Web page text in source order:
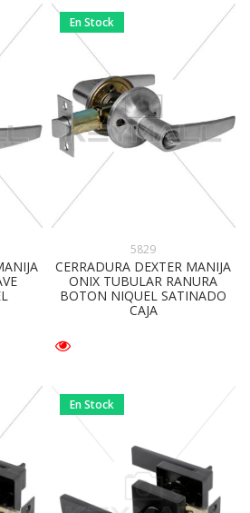
En Stock
5829
CERRADURA DEXTER MANIJA
ONIX TUBULAR RANURA
BOTON NIQUEL SATINADO
CAJA
En Stock